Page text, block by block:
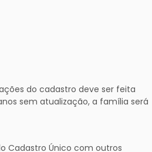
do cadastro deve ser feita
sem atualização, a família será
Cadastro Único com outros